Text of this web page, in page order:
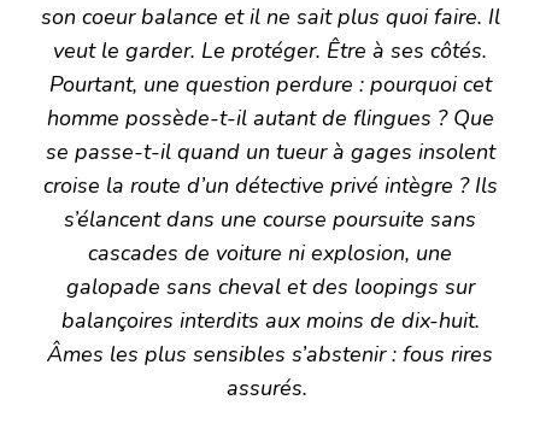
son coeur balance et il ne sait plus quoi faire. Il
veut le garder. Le protéger. Être à ses côtés.
Pourtant, une question perdure : pourquoi cet
homme possède-t-il autant de flingues ? Que
se passe-t-il quand un tueur à gages insolent
croise la route d’un détective privé intègre ? Ils
s’élancent dans une course poursuite sans
cascades de voiture ni explosion, une
galopade sans cheval et des loopings sur
balançoires interdits aux moins de dix-huit.
Âmes les plus sensibles s’abstenir : fous rires
assurés.